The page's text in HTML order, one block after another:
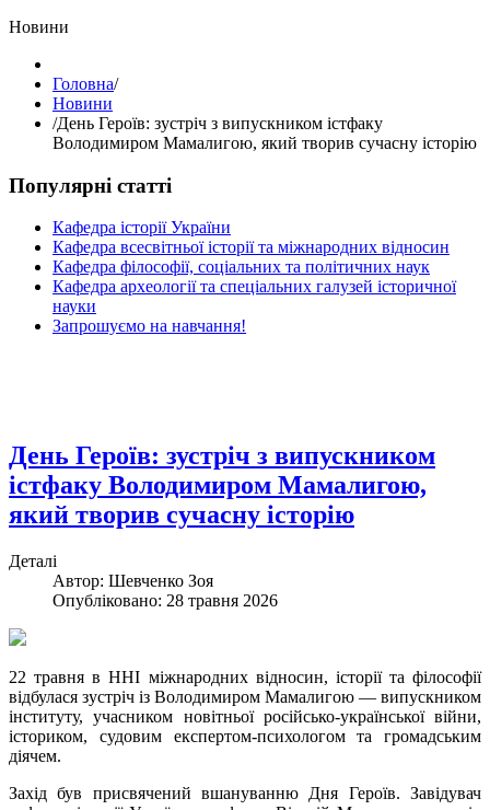
Hовини
Головна/
Hовини
/День Героїв: зустріч з випускником істфаку
Володимиром Мамалигою, який творив сучасну історію
Популярні статті
Кафедра історії України
Кафедра всесвітньої історії та міжнародних відносин
Кафедра філософії, соціальних та політичних наук
Кафедра археології та спеціальних галузей історичної
науки
Запрошуємо на навчання!
День Героїв: зустріч з випускником
істфаку Володимиром Мамалигою,
який творив сучасну історію
Деталі
Автор: Шевченко Зоя
Опубліковано: 28 травня 2026
22 травня в ННІ міжнародних відносин, історії та філософії
відбулася зустріч із Володимиром Мамалигою — випускником
інституту, учасником новітньої російсько-української війни,
істориком, судовим експертом-психологом та громадським
діячем.
Захід був присвячений вшануванню Дня Героїв. Завідувач